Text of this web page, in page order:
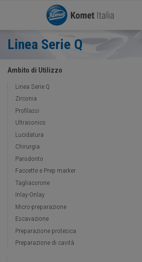
Linea Serie Q
Ambito di Utilizzo
Linea Serie Q
Zirconia
Profilassi
Ultrasonico
Lucidatura
Chirurgia
Parodonto
Faccette e Prep marker
Tagliacorone
Inlay-Onlay
Micro-preparazione
Escavazione
Preparazione protesica
Preparazione di cavità